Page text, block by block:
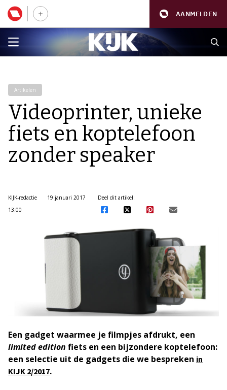
AANMELDEN
Artikelen
Videoprinter, unieke
fiets en koptelefoon
zonder speaker
KIJK-redactie
19 januari 2017
13:00
Deel dit artikel:
Een gadget waarmee je filmpjes afdrukt, een
limited edition fiets en een bijzondere koptelefoon:
een selectie uit de gadgets die we bespreken in
KIJK 2/2017.